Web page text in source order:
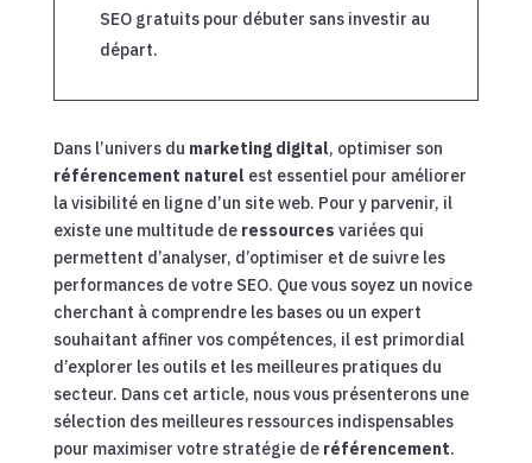
SEO gratuits pour débuter sans investir au
départ.
Dans l’univers du marketing digital, optimiser son
référencement naturel est essentiel pour améliorer
la visibilité en ligne d’un site web. Pour y parvenir, il
existe une multitude de ressources variées qui
permettent d’analyser, d’optimiser et de suivre les
performances de votre SEO. Que vous soyez un novice
cherchant à comprendre les bases ou un expert
souhaitant affiner vos compétences, il est primordial
d’explorer les outils et les meilleures pratiques du
secteur. Dans cet article, nous vous présenterons une
sélection des meilleures ressources indispensables
pour maximiser votre stratégie de référencement.